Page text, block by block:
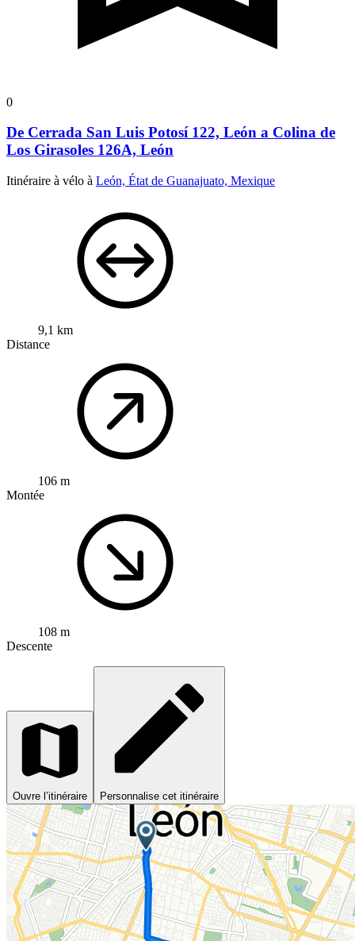
0
De Cerrada San Luis Potosí 122, León a Colina de
Los Girasoles 126A, León
Itinéraire à vélo à León, État de Guanajuato, Mexique
9,1 km
Distance
106 m
Montée
108 m
Descente
Ouvre l’itinéraire Personnalise cet itinéraire